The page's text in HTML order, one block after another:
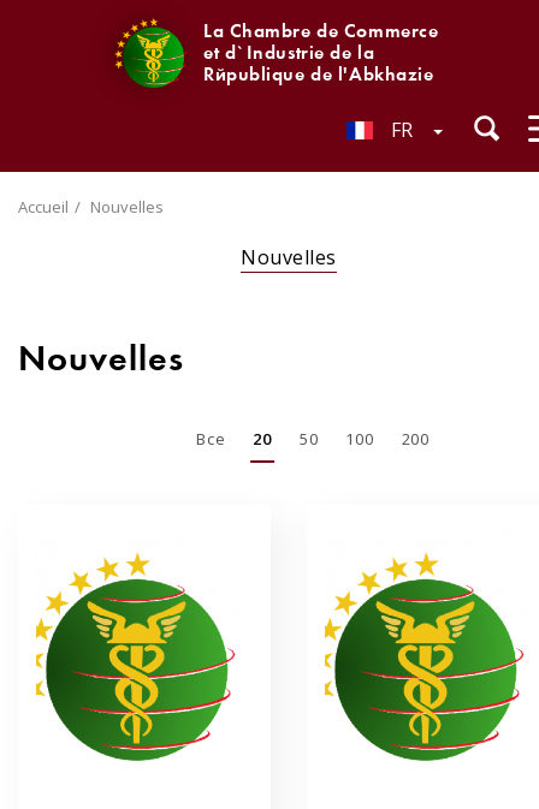
La Chambre de Commerce
et d`Industrie de la
République de l'Abkhazie
FR
Accueil Nouvelles
Nouvelles
Nouvelles
Все 20 50 100 200